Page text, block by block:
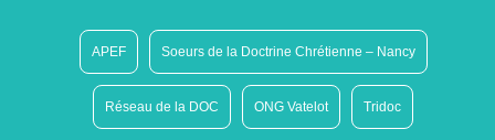
APEF Soeurs de la Doctrine Chrétienne – Nancy
Réseau de la DOC ONG Vatelot Tridoc